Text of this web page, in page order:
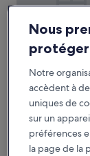
LUA
LUA Resort
5.0 étoiles
Balatonfured
Nous
protéger
Notre
accèdent à
uniques de
sur un
préférences
la page de la